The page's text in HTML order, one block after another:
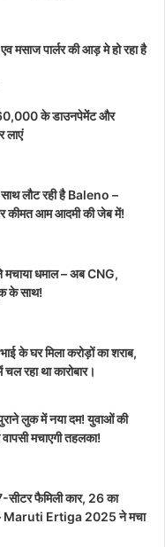
मसाज पार्लर की आड़ मे हो रहा है
के डाउनपेमेंट और
लाएं
लौट रही है Baleno –
आम आदमी की जेब में!
धमाल – अब CNG,
के साथ!
के घर मिला करोड़ों का शराब,
रहा था कारोबार।
लुक में नया दम! युवाओं की
मचाएगी तहलका!
फैमिली कार, 26 का
Maruti Ertiga 2025 ने मचा